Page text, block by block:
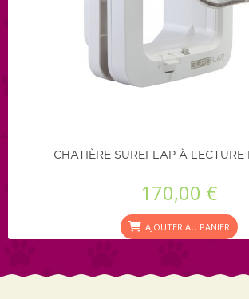
CHATIÈRE SUREFLAP À LECTURE
170,00 €
AJOUTER AU PANIER